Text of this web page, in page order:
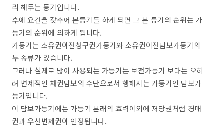
리 해두는 등기입니다.
후에 요건을 갖추어 본등기를 하게 되면 그 본 등기의 순위는 가
등기의 순위에 의하게 됩니다.
가등기는 소유권이전청구권가등기와 소유권이전담보가등기의
두 종류가 있습니다.
그러나 실제로 많이 사용되는 가등기는 보전가등기 보다는 오히
려 변제적인 채권담보의 수단으로서 행해지는 가등기인 담보가
등기입니다.
이 담보가등기에는 가등기 본래의 효력이외에 저당권처럼 경매
권과 우선변제권이 인정됩니다.